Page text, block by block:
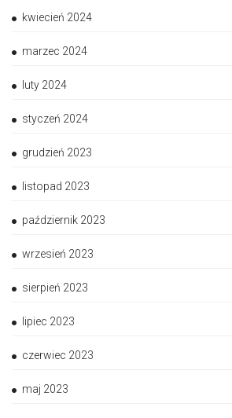
kwiecień 2024
marzec 2024
luty 2024
styczeń 2024
grudzień 2023
listopad 2023
październik 2023
wrzesień 2023
sierpień 2023
lipiec 2023
czerwiec 2023
maj 2023